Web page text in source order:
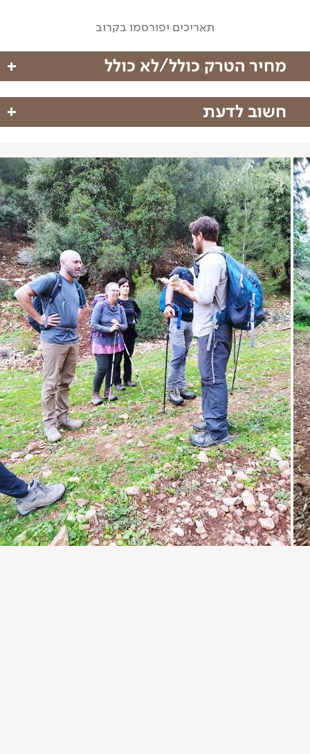
תאריכים יפורסמו בקרוב
מחיר הטרק כולל/לא כולל
מחיר הטרק כולל
הדרכה מקצועית
תיאומים וארגון.
מחיר הטרק אינו כולל
הוצאות הגעה לנקדות מפגש
ארוחות
הוצאות אישיות
חשוב לדעת
עשוי להיות שינוי במסלול בהתאם לשינויי מזג אוויר
ושיקולי המדריך בשטח. אנא הבנתכם
על המטייל חלה אחריות מלאה לשמור על בטחונו האישי
ושל חבריו לקבוצה.
ההשתתפות בטיול היא מתחילתו ועד סופו. אין אפשרות
להשתתף בפרק זמן חלקי מתוך הטיול.
גיל המטיילים המינימלי הינו 18 שנים.
מדיניות ביטולים
החל מ-24 שעות לאחר הרכישה אין החזר עמלת אשראי
(2%).
מ-10 ימים לפני תאריך היציאה יחויב סכום של 60%
מעלות הטרק.
מ-5 ימים לפני תאריך היציאה יחויב סכום של 80% מעלות
הטרק.
אין החזר כספי החל מ-48 שעות לפני תאריך היציאה.
לעמוד התנאים הכלליים